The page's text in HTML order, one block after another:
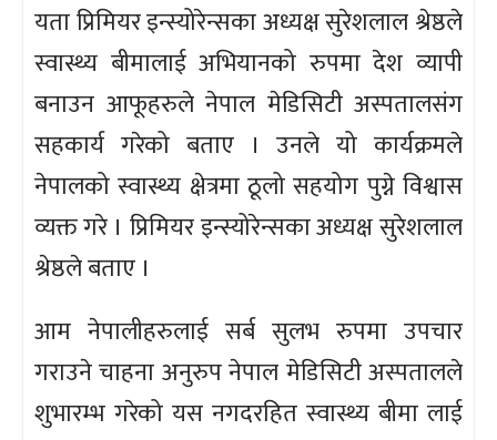
यता प्रिमियर इन्स्योरेन्सका अध्यक्ष सुरेशलाल श्रेष्ठले
स्वास्थ्य बीमालाई अभियानको रुपमा देश व्यापी
बनाउन आफूहरुले नेपाल मेडिसिटी अस्पतालसंग
सहकार्य गरेको बताए । उनले यो कार्यक्रमले
नेपालको स्वास्थ्य क्षेत्रमा ठूलो सहयोग पुग्ने विश्वास
व्यक्त गरे । प्रिमियर इन्स्योरेन्सका अध्यक्ष सुरेशलाल
श्रेष्ठले बताए ।
आम नेपालीहरुलाई सर्ब सुलभ रुपमा उपचार
गराउने चाहना अनुरुप नेपाल मेडिसिटी अस्पतालले
शुभारम्भ गरेको यस नगदरहित स्वास्थ्य बीमा लाई